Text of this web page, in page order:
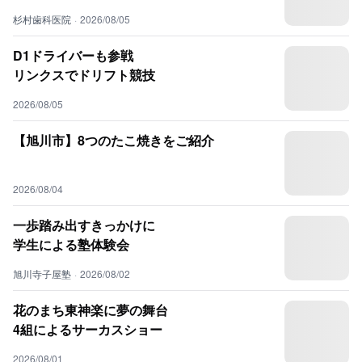
杉村歯科医院 · 2026/08/05
D1ドライバーも参戦
リンクスでドリフト競技
2026/08/05
【旭川市】8つのたこ焼きをご紹介
2026/08/04
一歩踏み出すきっかけに
学生による塾体験会
旭川寺子屋塾 · 2026/08/02
花のまち東神楽に夢の舞台
4組によるサーカスショー
2026/08/01